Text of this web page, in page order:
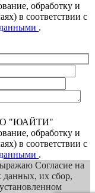
обработку и
в соответствии с
.
"ЮАЙТИ"
обработку и
в соответствии с
.
Согласие на
их сбор,